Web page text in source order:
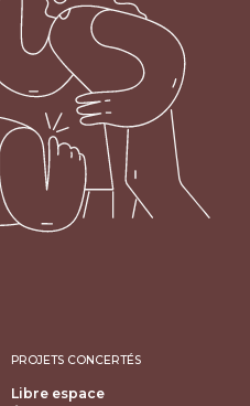
PROJETS CONCERTÉS
Libre espace